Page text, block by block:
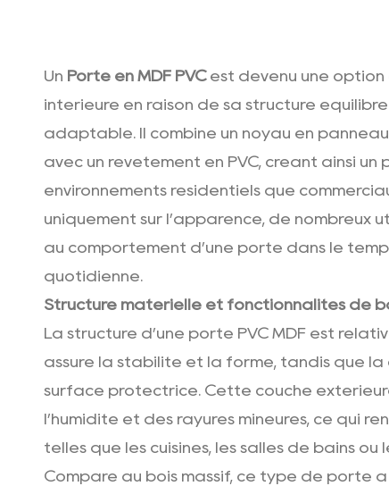
Un Porte en MDF PVC est devenu une
intérieure en raison de sa structure
adaptable. Il combine un noyau en
avec un revêtement en PVC, créant ainsi
environnements résidentiels que
uniquement sur l’apparence, de nombreux
au comportement d’une porte dans le
quotidienne.
Structure matérielle et fonctionnalités de
La structure d’une porte PVC MDF est
assure la stabilité et la forme, tandis que la
surface protectrice. Cette couche
l’humidité et des rayures mineures, ce qui
telles que les cuisines, les salles de bains ou
Comparé au bois massif, ce type de porte